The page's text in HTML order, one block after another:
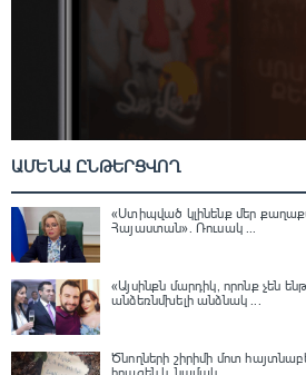
ԱՄԵՆԱ ԸՆԹԵՐՑՎՈՂ
«Ստիպված կլինենք մեր
Հայաստան»․ Ռուսակ ...
«Այսինքն մարդիկ, որոնք չեն
անձեռնմխելի անձնակ ...
Ծնողների շիրիմի մոտ